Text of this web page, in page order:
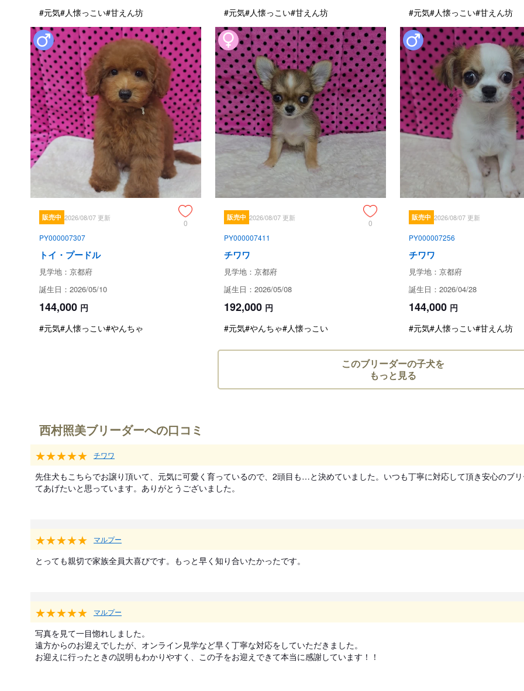
お迎えにあたっての注意事
子犬のお迎えにあたっては、
より、
対面説明・現物確認を実施
ことが義務付けられておりま
必ず事業所にて見学・対面を
#元気#人懐っこい#甘えん坊
#元気#人懐っこい#甘えん坊
#元気#人懐っこい#甘えん坊
販売中 2026/08/07 更新
0
PY000007307
トイ・プードル
見学地：京都府
誕生日：2026/05/10
144,000 円
#元気#人懐っこい#やんちゃ
販売中 2026/08/07 更新
0
PY000007411
チワワ
見学地：京都府
誕生日：2026/05/08
192,000 円
#元気#やんちゃ#人懐っこい
販売中 2026/08/07 更新
PY000007256
チワワ
見学地：京都府
誕生日：2026/04/28
144,000 円
#元気#人懐っこい#甘えん坊
このブリーダーの子犬を
もっと見る
西村照美ブリーダーへの口コミ
★★★★★ チワワ
先住犬もこちらでお譲り頂いて、元気に可愛く育っているので、2頭目も…と決めていました。いつも丁寧に対応して頂き安心のブ
てあげたいと思っています。ありがとうございました。
★★★★★ マルプー
とっても親切で家族全員大喜びです。もっと早く知り合いたかったです。
★★★★★ マルプー
写真を見て一目惚れしました。
遠方からのお迎えでしたが、オンライン見学など早く丁寧な対応をしていただきました。
お迎えに行ったときの説明もわかりやすく、この子をお迎えできて本当に感謝しています！！